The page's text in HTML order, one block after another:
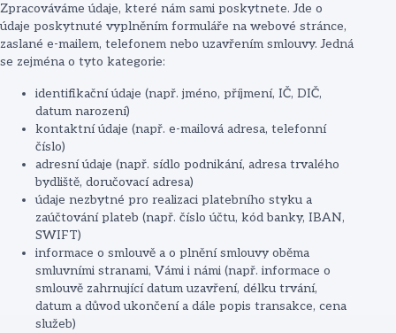
Zpracováváme údaje, které nám sami poskytnete. Jde o
údaje poskytnuté vyplněním formuláře na webové stránce,
zaslané e-mailem, telefonem nebo uzavřením smlouvy. Jedná
se zejména o tyto kategorie:
identifikační údaje (např. jméno, příjmení, IČ, DIČ,
datum narození)
kontaktní údaje (např. e-mailová adresa, telefonní
číslo)
adresní údaje (např. sídlo podnikání, adresa trvalého
bydliště, doručovací adresa)
údaje nezbytné pro realizaci platebního styku a
zaúčtování plateb (např. číslo účtu, kód banky, IBAN,
SWIFT)
informace o smlouvě a o plnění smlouvy oběma
smluvními stranami, Vámi i námi (např. informace o
smlouvě zahrnující datum uzavření, délku trvání,
datum a důvod ukončení a dále popis transakce, cena
služeb)